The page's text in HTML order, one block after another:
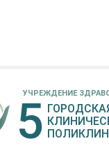
УЧРЕЖДЕНИЕ
5